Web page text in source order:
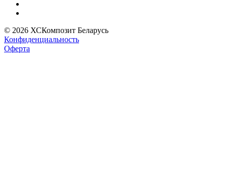
© 2026 ХСКомпозит Беларусь
Конфиденциальность
Оферта